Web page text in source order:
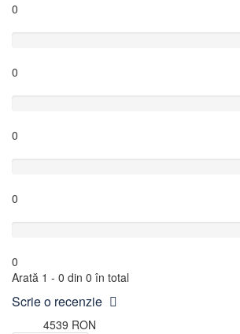
0
0
0
0
0
Arată 1 - 0 din 0 în total
Scrie o recenzie
4539 RON